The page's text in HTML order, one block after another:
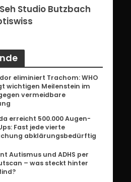
Studio Butzbach
eliminiert Trachom: WHO
wichtigen Meilenstein im
vermeidbare
erreicht 500.000 Augen-
Fast jede vierte
abklärungsbedürftig
Autismus und ADHS per
– was steckt hinter